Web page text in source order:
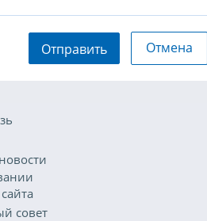
Отправить Отмена
совет